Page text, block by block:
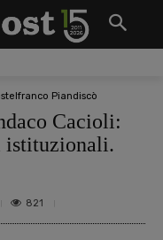
Piandiscò
Cacioli:
istituzionali.
821